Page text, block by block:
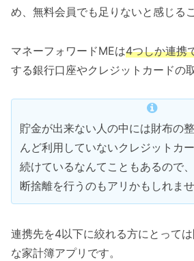
め、無料会員でも足りないと感じる
マネーフォワードMEは4つしか連携
する銀行口座やクレジットカードの
貯金が出来ない人の中には財布の
んど利用していないクレジットカ
続けているなんてこともあるので
断捨離を行うのもアリかもしれませ
連携先を4以下に絞れる方にとって
な家計簿アプリです。